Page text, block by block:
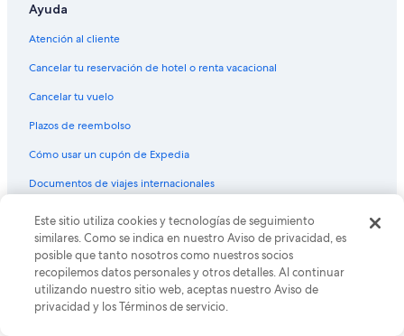
Ayuda
Atención al cliente
Cancelar tu reservación de hotel o renta vacacional
Cancelar tu vuelo
Plazos de reembolso
Cómo usar un cupón de Expedia
Documentos de viajes internacionales
© 2026 Expedia, Inc., una empresa de Expedia Group. Todos los
derechos reservados. Expedia y el logo de Expedia son marcas
registradas o marcas comerciales de Expedia, Inc. CST# 2029030-50.
Este sitio utiliza cookies y tecnologías de seguimiento
similares. Como se indica en nuestro Aviso de privacidad, es
posible que tanto nosotros como nuestros socios
recopilemos datos personales y otros detalles. Al continuar
utilizando nuestro sitio web, aceptas nuestro Aviso de
privacidad y los Términos de servicio.